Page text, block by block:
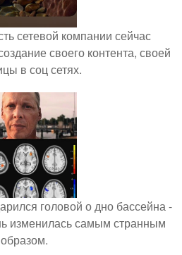
сетевой компании сейчас
своего контента, своей
в соц сетях.
головой о дно бассейна -
изменилась самым странным
образом.